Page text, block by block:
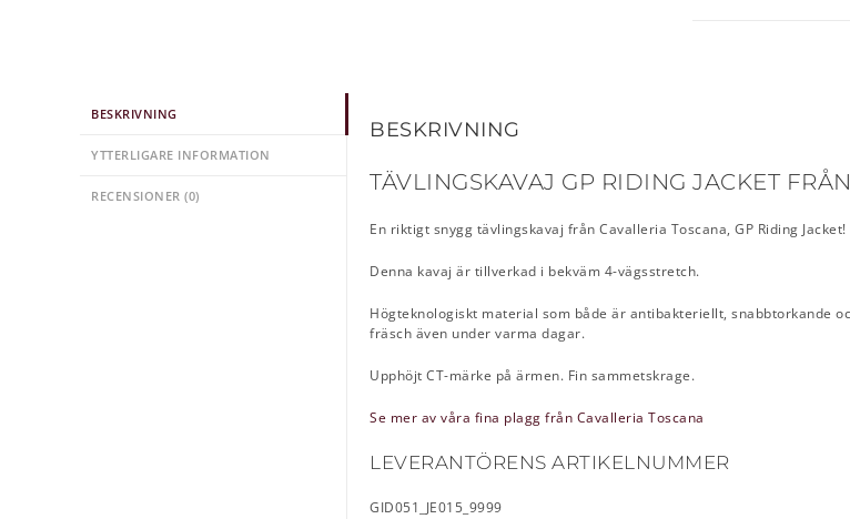
BESKRIVNING
YTTERLIGARE INFORMATION
RECENSIONER (0)
BESKRIVNING
TÄVLINGSKAVAJ GP RIDING JACKET
En riktigt snygg tävlingskavaj från Cavalleria Toscana, GP Riding Jacket!
Denna kavaj är tillverkad i bekväm 4-vägsstretch.
Högteknologiskt material som både är antibakteriellt, snabbtorkande
fräsch även under varma dagar.
Upphöjt CT-märke på ärmen. Fin sammetskrage.
Se mer av våra fina plagg från Cavalleria Toscana
LEVERANTÖRENS ARTIKELNUMMER
GID051_JE015_9999